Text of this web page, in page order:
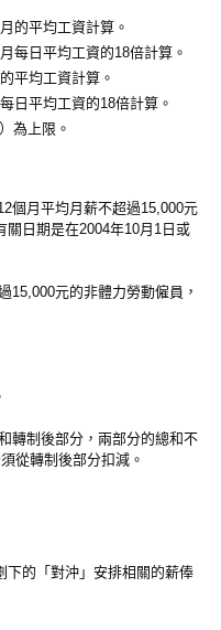
的平均工資計算。
每日平均工資的18倍計算。
平均工資計算。
日平均工資的18倍計算。
為上限。
個月平均月薪不超過15,000元
關日期是在2004年10月1日或
15,000元的非體力勞動僱員，
轉制後部分，兩部分的總和不
從轉制後部分扣減。
下的「對沖」安排相關的薪俸